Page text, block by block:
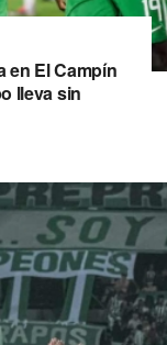
en El Campín
lleva sin